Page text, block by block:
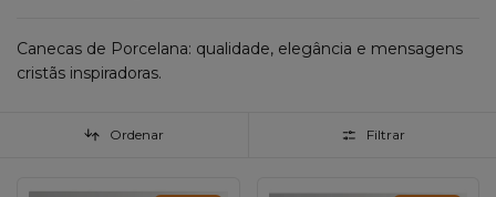
Canecas de Porcelana: qualidade, elegância e mensagens
cristãs inspiradoras.
Ordenar Filtrar